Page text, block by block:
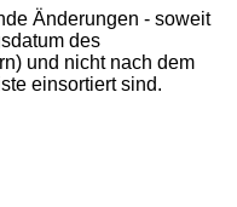
Änderungen - soweit
des
und nicht nach dem
einsortiert sind.